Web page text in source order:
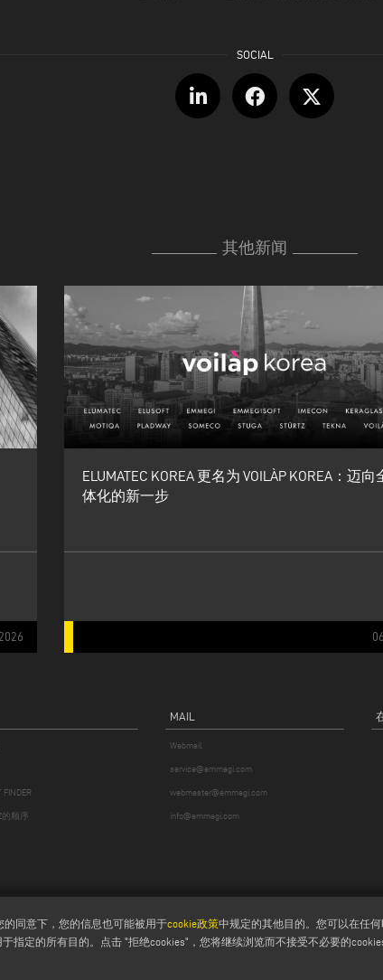
其他新闻
ELUMATEC KOREA 更名为 VOILÀP KOREA：迈
体化的新一步
FINDER
的顺序
MAIL
Webmail
service@emmegi.com
webmaster@emmegi.com
info@emmegi.com
同意下，您的信息也可能被用于cookie政策中规定的其他目的。您可以在任
指定的所有目的。点击 "拒绝cookies"，您将继续浏览而不接受不必要的cookies